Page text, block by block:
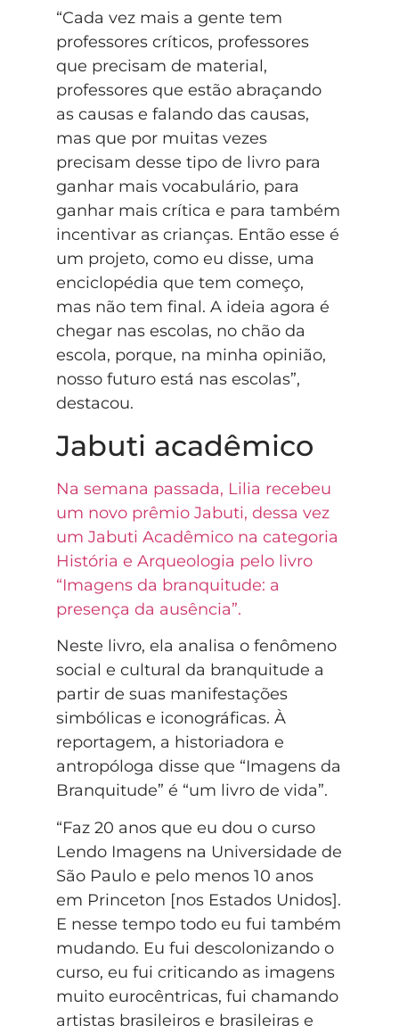
“Cada vez mais a gente tem
professores críticos, professores
que precisam de material,
professores que estão abraçando
as causas e falando das causas,
mas que por muitas vezes
precisam desse tipo de livro para
ganhar mais vocabulário, para
ganhar mais crítica e para também
incentivar as crianças. Então esse é
um projeto, como eu disse, uma
enciclopédia que tem começo,
mas não tem final. A ideia agora é
chegar nas escolas, no chão da
escola, porque, na minha opinião,
nosso futuro está nas escolas”,
destacou.
Jabuti acadêmico
Na semana passada, Lilia recebeu
um novo prêmio Jabuti, dessa vez
um Jabuti Acadêmico na categoria
História e Arqueologia pelo livro
“Imagens da branquitude: a
presença da ausência”.
Neste livro, ela analisa o fenômeno
social e cultural da branquitude a
partir de suas manifestações
simbólicas e iconográficas. À
reportagem, a historiadora e
antropóloga disse que “Imagens da
Branquitude” é “um livro de vida”.
“Faz 20 anos que eu dou o curso
Lendo Imagens na Universidade de
São Paulo e pelo menos 10 anos
em Princeton [nos Estados Unidos].
E nesse tempo todo eu fui também
mudando. Eu fui descolonizando o
curso, eu fui criticando as imagens
muito eurocêntricas, fui chamando
artistas brasileiros e brasileiras e